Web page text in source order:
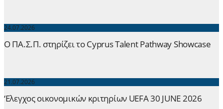
24.07.2026
Ο ΠΑ.Σ.Π. στηρίζει το Cyprus Talent Pathway Showcase
21.07.2026
‘Ελεγχος οικονομικών κριτηρίων UEFA 30 JUNE 2026